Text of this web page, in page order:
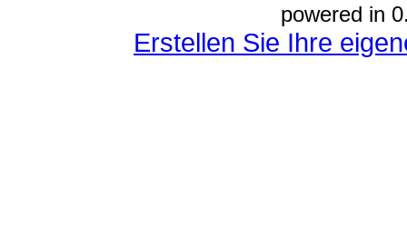
powered in
Erstellen Sie Ihre